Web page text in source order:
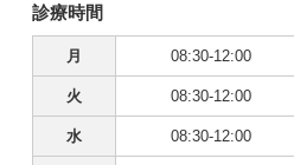
診療時間
月 08:30-12:00
火 08:30-12:00
水 08:30-12:00